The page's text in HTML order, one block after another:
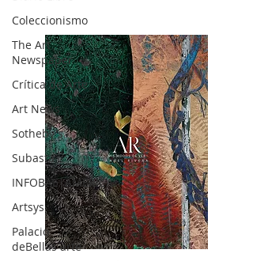
Coleccionismo
The Art
Newspaper
Crítica de Arte
Art News
Sotheby's
Subasta
INFOBAE|AMERICA
Artsys
Palacio
deBellas arte